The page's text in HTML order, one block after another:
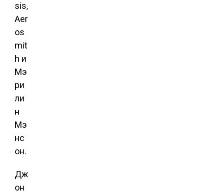
sis,
Aer
os
mit
h и
Мэ
ри
ли
н
Мэ
нс
он.
Дж
он